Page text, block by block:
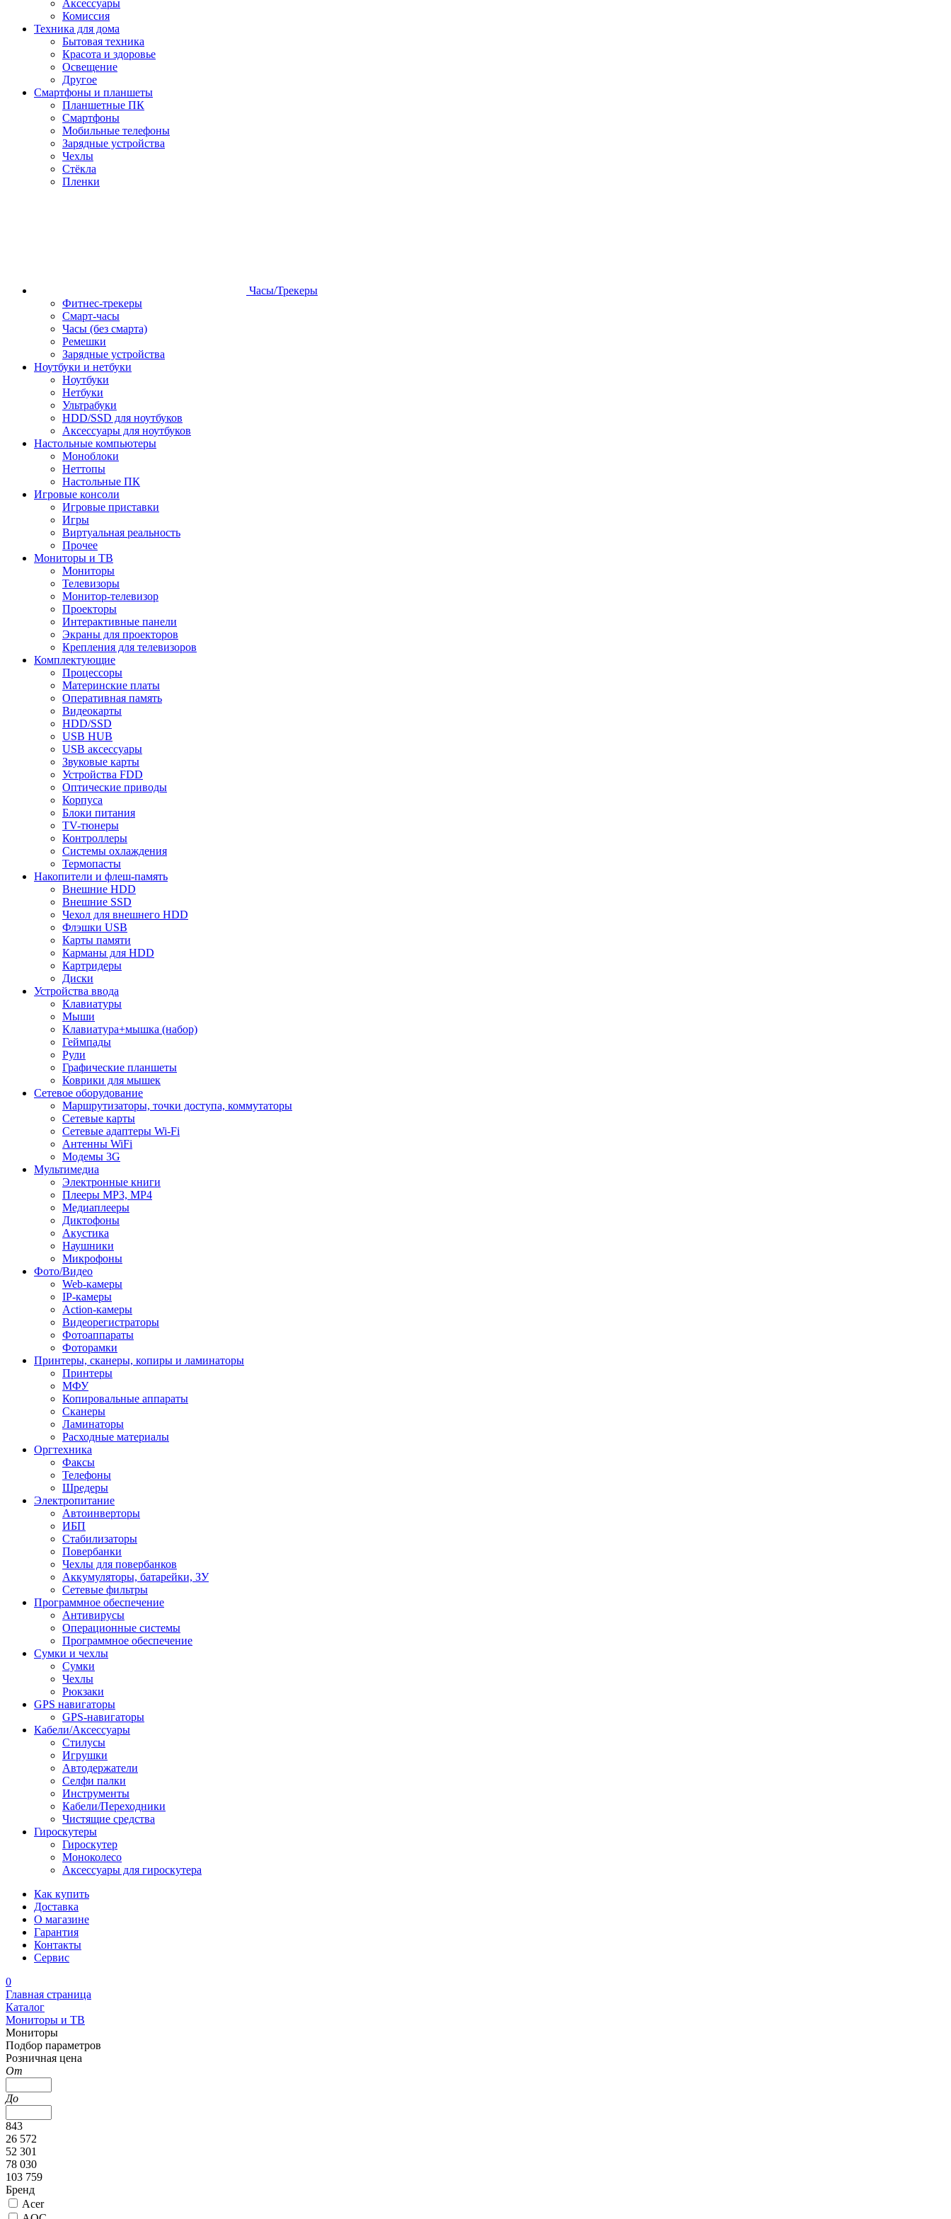
Аксессуары
Комиссия
Техника для дома
Бытовая техника
Красота и здоровье
Освещение
Другое
Смартфоны и планшеты
Планшетные ПК
Смартфоны
Мобильные телефоны
Зарядные устройства
Чехлы
Стёкла
Пленки
Часы/Трекеры
Фитнес-трекеры
Смарт-часы
Часы (без смарта)
Ремешки
Зарядные устройства
Ноутбуки и нетбуки
Ноутбуки
Нетбуки
Ультрабуки
HDD/SSD для ноутбуков
Аксессуары для ноутбуков
Настольные компьютеры
Моноблоки
Неттопы
Настольные ПК
Игровые консоли
Игровые приставки
Игры
Виртуальная реальность
Прочее
Мониторы и ТВ
Мониторы
Телевизоры
Монитор-телевизор
Проекторы
Интерактивные панели
Экраны для проекторов
Крепления для телевизоров
Комплектующие
Процессоры
Материнские платы
Оперативная память
Видеокарты
HDD/SSD
USB HUB
USB аксессуары
Звуковые карты
Устройства FDD
Оптические приводы
Корпуса
Блоки питания
TV-тюнеры
Контроллеры
Системы охлаждения
Термопасты
Накопители и флеш-память
Внешние HDD
Внешние SSD
Чехол для внешнего HDD
Флэшки USB
Карты памяти
Карманы для HDD
Картридеры
Диски
Устройства ввода
Клавиатуры
Мыши
Клавиатура+мышка (набор)
Геймпады
Рули
Графические планшеты
Коврики для мышек
Сетевое оборудование
Маршрутизаторы, точки доступа, коммутаторы
Сетевые карты
Сетевые адаптеры Wi-Fi
Антенны WiFi
Модемы 3G
Мультимедиа
Электронные книги
Плееры MP3, MP4
Медиаплееры
Диктофоны
Акустика
Наушники
Микрофоны
Фото/Видео
Web-камеры
IP-камеры
Action-камеры
Видеорегистраторы
Фотоаппараты
Фоторамки
Принтеры, сканеры, копиры и ламинаторы
Принтеры
МФУ
Копировальные аппараты
Сканеры
Ламинаторы
Расходные материалы
Оргтехника
Факсы
Телефоны
Шредеры
Электропитание
Автоинверторы
ИБП
Стабилизаторы
Повербанки
Чехлы для повербанков
Аккумуляторы, батарейки, ЗУ
Сетевые фильтры
Программное обеспечение
Антивирусы
Операционные системы
Программное обеспечение
Сумки и чехлы
Сумки
Чехлы
Рюкзаки
GPS навигаторы
GPS-навигаторы
Кабели/Аксессуары
Стилусы
Игрушки
Автодержатели
Селфи палки
Инструменты
Кабели/Переходники
Чистящие средства
Гироскутеры
Гироскутер
Моноколесо
Аксессуары для гироскутера
Как купить
Доставка
О магазине
Гарантия
Контакты
Сервис
0
Главная страница
Каталог
Мониторы и ТВ
Мониторы
Подбор параметров
Розничная цена
От
До
843
26 572
52 301
78 030
103 759
Бренд
Acer